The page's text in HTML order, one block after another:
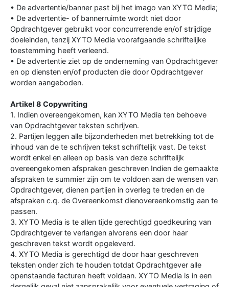
• De advertentie/banner past bij het imago van XYTO Media;
• De advertentie- of bannerruimte wordt niet door
Opdrachtgever gebruikt voor concurrerende en/of strijdige
doeleinden, tenzij XYTO Media voorafgaande schriftelijke
toestemming heeft verleend.
• De advertentie ziet op de onderneming van Opdrachtgever
en op diensten en/of producten die door Opdrachtgever
worden aangeboden.
Artikel 8 Copywriting
1. Indien overeengekomen, kan XYTO Media ten behoeve
van Opdrachtgever teksten schrijven.
2. Partijen leggen alle bijzonderheden met betrekking tot de
inhoud van de te schrijven tekst schriftelijk vast. De tekst
wordt enkel en alleen op basis van deze schriftelijk
overeengekomen afspraken geschreven Indien de gemaakte
afspraken te summier zijn om te voldoen aan de wensen van
Opdrachtgever, dienen partijen in overleg te treden en de
afspraken c.q. de Overeenkomst dienovereenkomstig aan te
passen.
3. XYTO Media is te allen tijde gerechtigd goedkeuring van
Opdrachtgever te verlangen alvorens een door haar
geschreven tekst wordt opgeleverd.
4. XYTO Media is gerechtigd de door haar geschreven
teksten onder zich te houden totdat Opdrachtgever alle
openstaande facturen heeft voldaan. XYTO Media is in een